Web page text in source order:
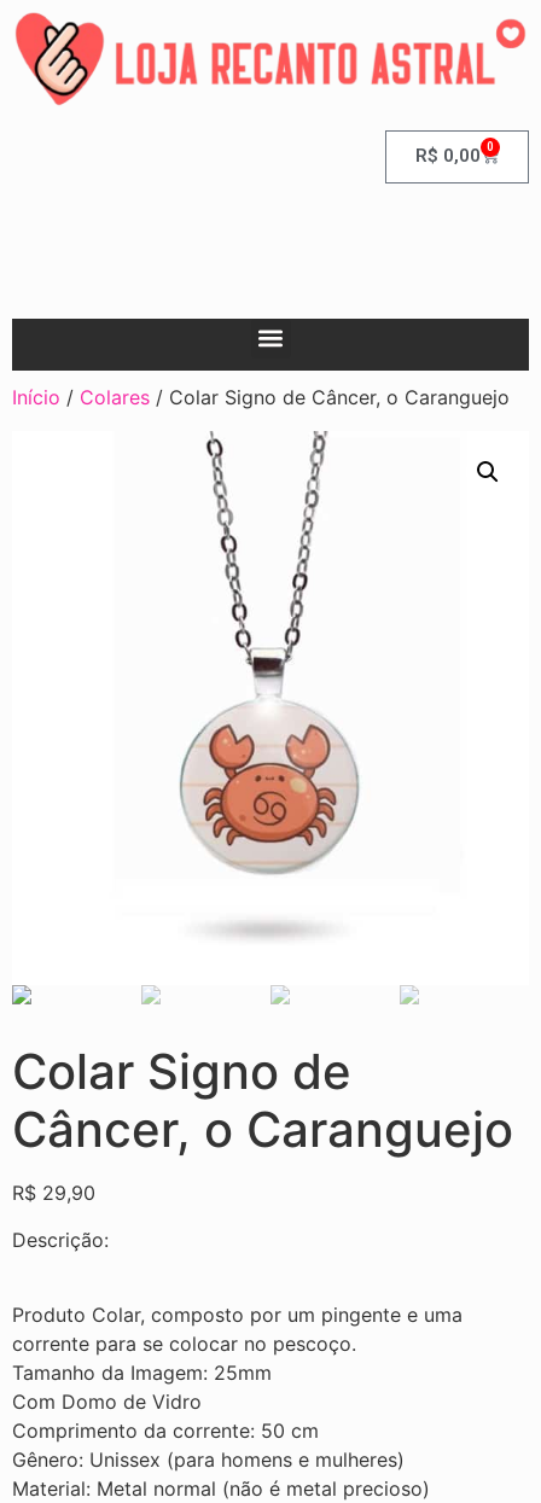
R$ 0,00 0
Início / Colares / Colar Signo de Câncer, o Caranguejo
Colar Signo de
Câncer, o Caranguejo
R$ 29,90
Descrição:
Produto Colar, composto por um pingente e uma
corrente para se colocar no pescoço.
Tamanho da Imagem: 25mm
Com Domo de Vidro
Comprimento da corrente: 50 cm
Gênero: Unissex (para homens e mulheres)
Material: Metal normal (não é metal precioso)